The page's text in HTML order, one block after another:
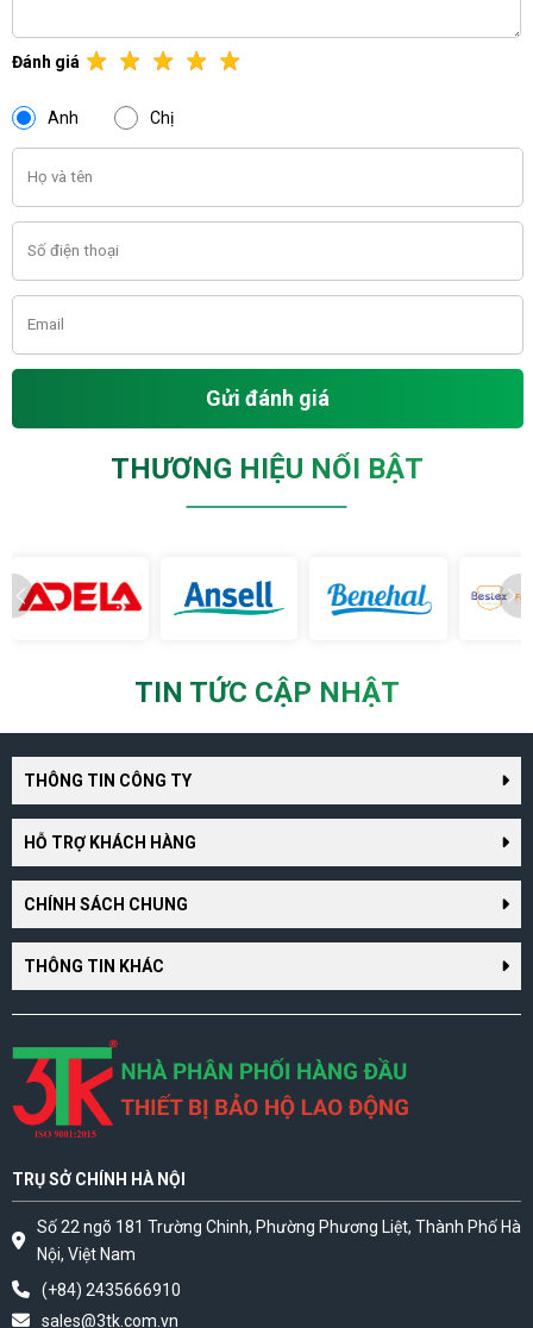
Đánh giá
Anh Chị
Gửi đánh giá
THƯƠNG HIỆU NỔI BẬT
TIN TỨC CẬP NHẬT
THÔNG TIN CÔNG TY
HỖ TRỢ KHÁCH HÀNG
CHÍNH SÁCH CHUNG
THÔNG TIN KHÁC
TRỤ SỞ CHÍNH HÀ NỘI
Số 22 ngõ 181 Trường Chinh, Phường Phương Liệt, Thành Phố Hà
Nội, Việt Nam
(+84) 2435666910
sales@3tk.com.vn